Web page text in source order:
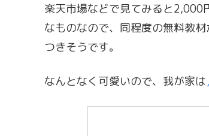
楽天市場などで見てみると2,000
なものなので、同程度の無料教
つきそうです。
なんとなく可愛いので、我が家は